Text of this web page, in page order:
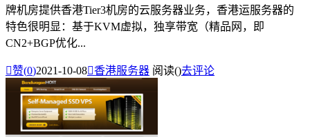
牌机房提供香港Tier3机房的云服务器业务，香港运服务器的
特色很明显：基于KVM虚拟，独享带宽（精品网，即
CN2+BGP优化...
赞(0)2021-10-08香港服务器 阅读()去评论